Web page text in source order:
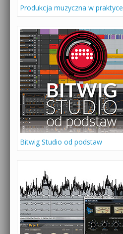
Produkcja muzyczna w praktyce
Bitwig Studio od podstaw